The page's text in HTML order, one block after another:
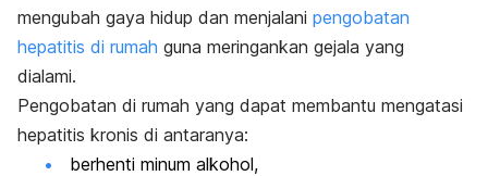
mengubah gaya hidup dan menjalani pengobatan
hepatitis di rumah guna meringankan gejala yang
dialami.
Pengobatan di rumah yang dapat membantu mengatasi
hepatitis kronis di antaranya:
berhenti minum alkohol,